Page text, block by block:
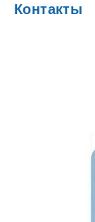
Контакты